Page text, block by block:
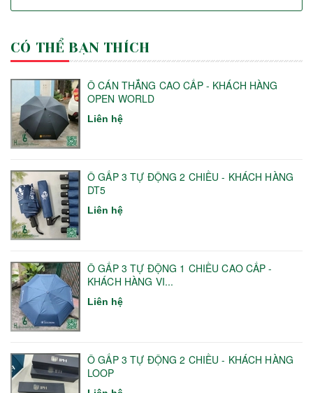
CÓ THỂ BẠN THÍCH
Ô CÁN THẲNG CAO CẤP - KHÁCH HÀNG
OPEN WORLD
Liên hệ
Ô GẤP 3 TỰ ĐỘNG 2 CHIỀU - KHÁCH HÀNG
DT5
Liên hệ
Ô GẤP 3 TỰ ĐỘNG 1 CHIỀU CAO CẤP -
KHÁCH HÀNG VI...
Liên hệ
Ô GẤP 3 TỰ ĐỘNG 2 CHIỀU - KHÁCH HÀNG
LOOP